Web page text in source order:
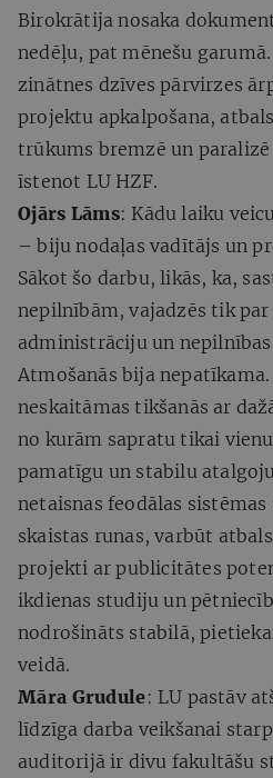
Birokrātija nosaka
nedēļu, pat mēnešu
zinātnes dzīves pārvirzes
projektu apkalpošana,
trūkums bremzē un
īstenot LU HZF.
Ojārs Lāms: Kādu laiku
– biju nodaļas vadītājs un
Sākot šo darbu, likās, ka,
nepilnībām, vajadzēs tik
administrāciju un
Atmošanās bija
neskaitāmas tikšanās ar
no kurām sapratu tikai
pamatīgu un stabilu
netaisnas feodālas sistēmas
skaistas runas, varbūt
projekti ar publicitātes
ikdienas studiju un
nodrošināts stabilā,
veidā.
Māra Grudule: LU pastāv
līdzīga darba veikšanai
auditorijā ir divu fakultāšu